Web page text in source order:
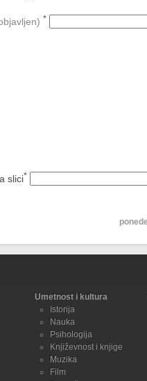
*
slici*
Umetnost i kultura
Istorija
Nauka
Psihologija
Književnost i knjige
Muzika
Film